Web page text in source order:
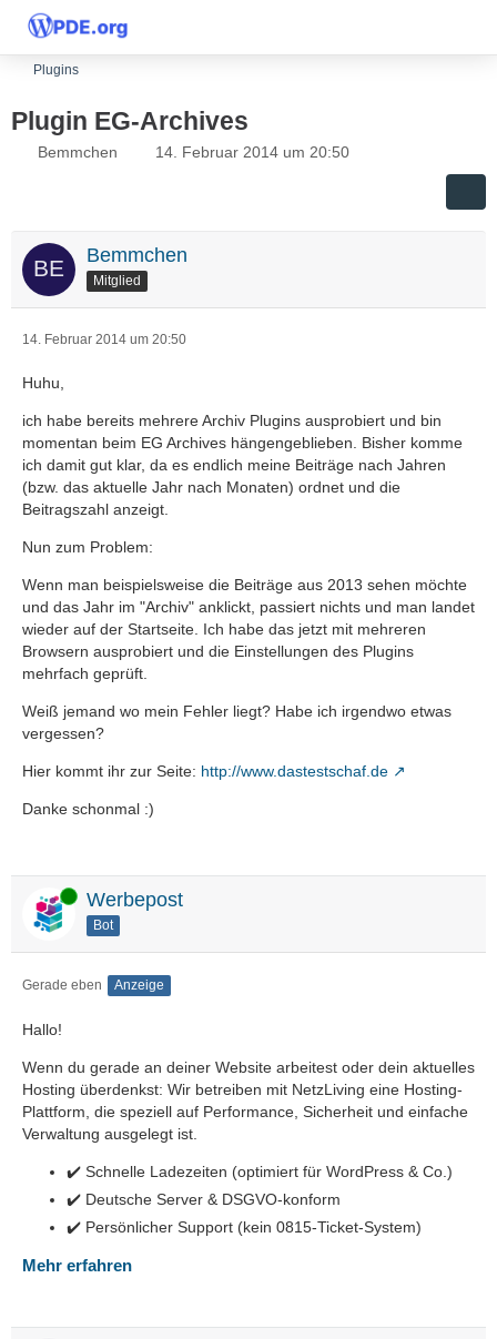
Plugins
Plugin EG-Archives
Bemmchen 14. Februar 2014 um 20:50
Bemmchen
Mitglied
14. Februar 2014 um 20:50
Huhu,
ich habe bereits mehrere Archiv Plugins ausprobiert und bin
momentan beim EG Archives hängengeblieben. Bisher komme
ich damit gut klar, da es endlich meine Beiträge nach Jahren
(bzw. das aktuelle Jahr nach Monaten) ordnet und die
Beitragszahl anzeigt.
Nun zum Problem:
Wenn man beispielsweise die Beiträge aus 2013 sehen möchte
und das Jahr im "Archiv" anklickt, passiert nichts und man landet
wieder auf der Startseite. Ich habe das jetzt mit mehreren
Browsern ausprobiert und die Einstellungen des Plugins
mehrfach geprüft.
Weiß jemand wo mein Fehler liegt? Habe ich irgendwo etwas
vergessen?
Hier kommt ihr zur Seite: http://www.dastestschaf.de
Danke schonmal :)
Online Werbepost
Bot
Gerade eben Anzeige
Hallo!
Wenn du gerade an deiner Website arbeitest oder dein aktuelles
Hosting überdenkst: Wir betreiben mit NetzLiving eine Hosting-
Plattform, die speziell auf Performance, Sicherheit und einfache
Verwaltung ausgelegt ist.
✔️ Schnelle Ladezeiten (optimiert für WordPress & Co.)
✔️ Deutsche Server & DSGVO-konform
✔️ Persönlicher Support (kein 0815-Ticket-System)
Mehr erfahren